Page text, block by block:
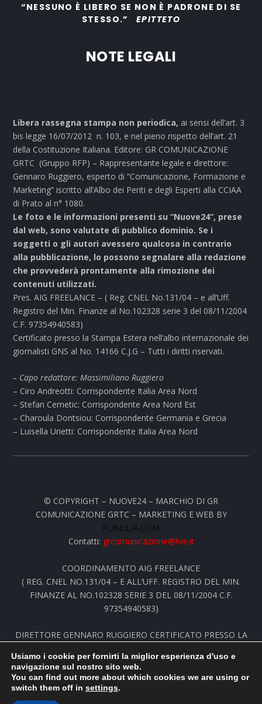
“NESSUNO È LIBERO SE NON È PADRONE DI SE
STESSO.”EPITTETO
NOTE LEGALI
Libera rassegna stampa non periodica, ai sensi dell’art. 3
bis legge 16/07/2012 n. 103, e nel pieno rispetto dell’art. 21
della Costituzione Italiana. Editore: GR COMUNICAZIONE
GRTC (Gruppo RFP) – Rappresentante legale e direttore:
Gennaro Ruggiero, esperto di “Comunicazione, Formazione e
Marketing” iscritto all’Albo dei Periti e degli Esperti alla CCIAA
di Prato al n° 1080.
Le foto e le informazioni presenti su “Nuove24”, prese
dal web, sono valutate di pubblico dominio. Se i
soggetti o gli autori avessero qualcosa in contrario
alla pubblicazione, lo possono segnalare alla redazione
che provvederà prontamente alla rimozione dei
contenuti utilizzati.
Pres. AIG FREELANCE – ( Reg. CNEL No.131/04 – e all’Uff.
Registro del Min. Finanze al No.102328 serie 3 del 08/11/2004
C.F. 97354940583)
Certificato presso la Stampa Estera nell’albo internazionale dei
giornalisti GNS al No. 14166 C.J.G – Tutti i diritti riservati.
– Capo redattore: Massimiliano Ruggiero
– Ciro Andreotti: Corrispondente Italia Area Nord
– Stefan Cernetic: Corrispondente Area Nord Est
– Charoula Dontsiou: Corrispondente Germania e Grecia
– Luisella Urietti: Corrispondente Italia Area Nord
© COPYRIGHT – NUOVE24 – MARCHIO DI GR
COMUNICAZIONE GRTC – MARKETING E WEB BY
PUBLILIA.COM
Contatti: grcomunicazione@live.it
COORDINAMENTO AIG FREELANCE
( REG. CNEL NO.131/04 – E ALL’UFF. REGISTRO DEL MIN.
FINANZE AL NO.102328 SERIE 3 DEL 08/11/2004 C.F.
97354940583)
DIRETTORE GENNARO RUGGIERO CERTIFICATO PRESSO LA
NELL’ALBO INTERNAZIONALE DEI GIORNALISTI GNS AL NO.
14166 C.J.G
Usiamo i cookie per fornirti la miglior esperienza d'uso e
navigazione sul nostro sito web.
You can find out more about which cookies we are using or
switch them off in settings.